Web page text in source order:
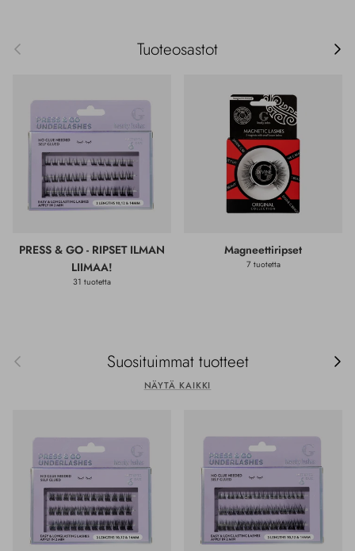
Edellinen Tuoteosastot
PRESS & GO - RIPSET ILMAN
LIIMAA!
31 tuotetta
Magneettiripset
7 tuotetta
Edellinen Suosituimmat tuotteet
NÄYTÄ KAIKKI